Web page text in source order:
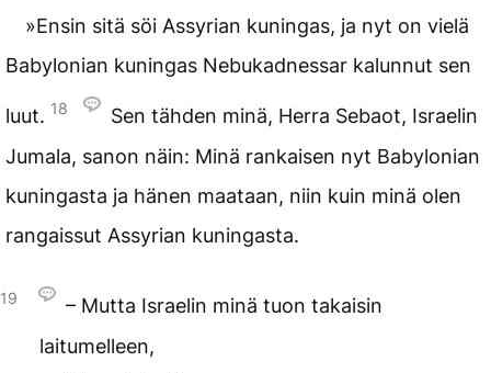
»Ensin sitä söi Assyrian kuningas, ja nyt on vielä
Babylonian kuningas Nebukadnessar kalunnut sen
luut. 18
Sen tähden minä, Herra Sebaot, Israelin
Jumala, sanon näin: Minä rankaisen nyt Babylonian
kuningasta ja hänen maataan, niin kuin minä olen
rangaissut Assyrian kuningasta.
19
– Mutta Israelin minä tuon takaisin
laitumelleen,